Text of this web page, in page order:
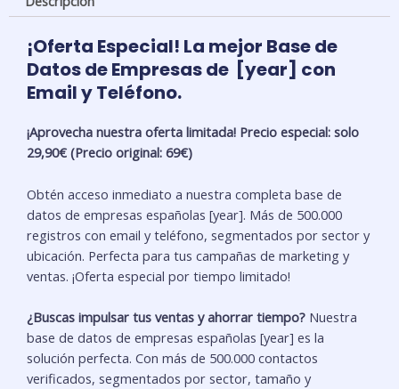
teléfono
Aragón-
Zaragoza
cantidad
¡Oferta Especial! La mejor Base de
Datos de Empresas de [year] con
Email y Teléfono.
¡Aprovecha nuestra oferta limitada! Precio especial: solo
29,90€ (Precio original: 69€)
Obtén acceso inmediato a nuestra completa base de
datos de empresas españolas [year]. Más de 500.000
registros con email y teléfono, segmentados por sector y
ubicación. Perfecta para tus campañas de marketing y
ventas. ¡Oferta especial por tiempo limitado!
¿Buscas impulsar tus ventas y ahorrar tiempo? Nuestra
base de datos de empresas españolas [year] es la
solución perfecta. Con más de 500.000 contactos
verificados, segmentados por sector, tamaño y